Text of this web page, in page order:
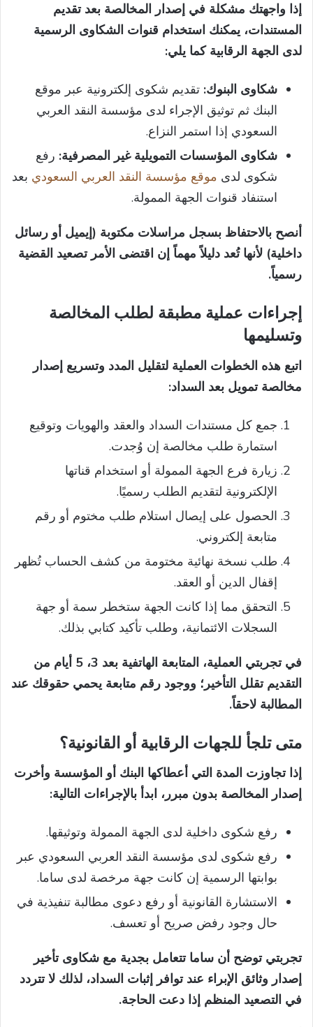
إذا واجهتك مشكلة في إصدار المخالصة بعد تقديم
المستندات، يمكنك استخدام قنوات الشكاوى الرسمية
لدى الجهة الرقابية كما يلي:
شكاوى البنوك: تقديم شكوى إلكترونية عبر موقع
البنك ثم توثيق الإجراء لدى مؤسسة النقد العربي
السعودي إذا استمر النزاع.
شكاوى المؤسسات التمويلية غير المصرفية: رفع
شكوى لدى موقع مؤسسة النقد العربي السعودي بعد
استنفاد قنوات الجهة الممولة.
أنصح بالاحتفاظ بسجل مراسلات مكتوبة (إيميل أو رسائل
داخلية) لأنها تُعد دليلاً مهماً إن اقتضى الأمر تصعيد القضية
رسمياً.
إجراءات عملية مطبقة لطلب المخالصة
وتسليمها
اتبع هذه الخطوات العملية لتقليل المدد وتسريع إصدار
مخالصة تمويل بعد السداد:
جمع كل مستندات السداد والعقد والهويات وتوقيع
استمارة طلب مخالصة إن وُجدت.
زيارة فرع الجهة الممولة أو استخدام قناتها
الإلكترونية لتقديم الطلب رسميًا.
الحصول على إيصال استلام طلب مختوم أو رقم
متابعة إلكتروني.
طلب نسخة نهائية مختومة من كشف الحساب تُظهر
إقفال الدين أو العقد.
التحقق مما إذا كانت الجهة ستخطر سمة أو جهة
السجلات الائتمانية، وطلب تأكيد كتابي بذلك.
في تجربتي العملية، المتابعة الهاتفية بعد 3، 5 أيام من
التقديم تقلل التأخير؛ ووجود رقم متابعة يحمي حقوقك عند
المطالبة لاحقاً.
متى تلجأ للجهات الرقابية أو القانونية؟
إذا تجاوزت المدة التي أعطاكها البنك أو المؤسسة وأخرت
إصدار المخالصة بدون مبرر، ابدأ بالإجراءات التالية:
رفع شكوى داخلية لدى الجهة الممولة وتوثيقها.
رفع شكوى لدى مؤسسة النقد العربي السعودي عبر
بوابتها الرسمية إن كانت جهة مرخصة لدى ساما.
الاستشارة القانونية أو رفع دعوى مطالبة تنفيذية في
حال وجود رفض صريح أو تعسف.
تجربتي توضح أن ساما تتعامل بجدية مع شكاوى تأخير
إصدار وثائق الإبراء عند توافر إثبات السداد، لذلك لا تتردد
في التصعيد المنظم إذا دعت الحاجة.